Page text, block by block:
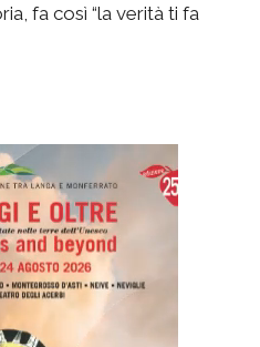
fa così “la verità ti fa